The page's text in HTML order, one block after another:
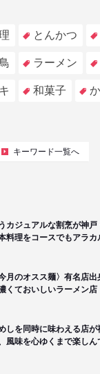
とんかつ
ラーメン
和菓子
キーワード一覧へ
カジュアルな割烹が神
料理をコースでもアラカ
月のオスス麺〉有名店
くておいしいラーメン店
しを同時に味わえる店
風味を心ゆくまで楽しん